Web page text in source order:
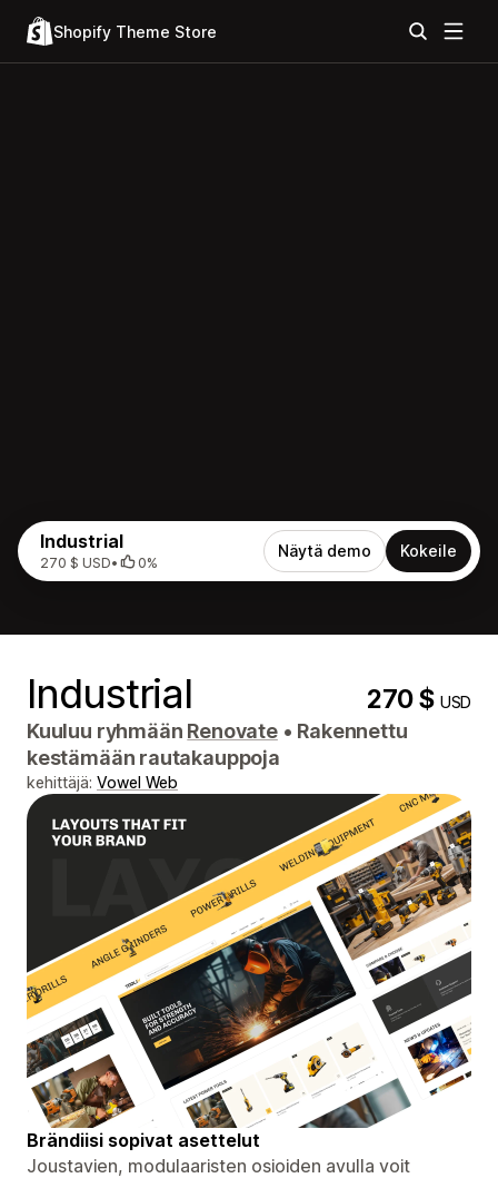
Shopify Theme Store
Industrial
270 $ USD• 0%
Näytä demo Kokeile
Industrial 270 $USD
Kuuluu ryhmään Renovate • Rakennettu
kestämään rautakauppoja
kehittäjä: Vowel Web
Brändiisi sopivat asettelut
Joustavien, modulaaristen osioiden avulla voit